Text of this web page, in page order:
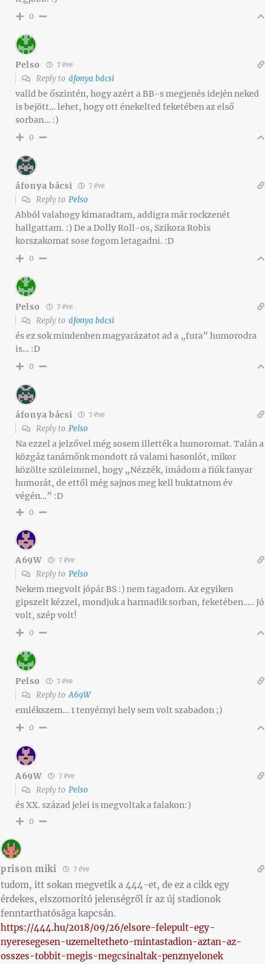
0
Pelso 7 éve
Reply to áfonya bácsi
valld be őszintén, hogy azért a BB-s megjenés idején neked
is bejött… lehet, hogy ott énekelted feketében az első
sorban… :)
0
áfonya bácsi 7 éve
Reply to Pelso
Abból valahogy kimaradtam, addigra már rockzenét
hallgattam. :) De a Dolly Roll-os, Szikora Robis
korszakomat sose fogom letagadni. :D
0
Pelso 7 éve
Reply to áfonya bácsi
és ez sok mindenben magyarázatot ad a „fura” humorodra
is… :D
0
áfonya bácsi 7 éve
Reply to Pelso
Na ezzel a jelzővel még sosem illették a humoromat. Talán a
közgáz tanárnőnk mondott rá valami hasonlót, mikor
közölte szüleimmel, hogy „Nézzék, imádom a fiúk fanyar
humorát, de ettől még sajnos meg kell buktatnom év
végén…” :D
0
A69W 7 éve
Reply to Pelso
Nekem megvolt jópár BS :) nem tagadom. Az egyiken
gipszelt kézzel, mondjuk a harmadik sorban, feketében….. Jó
volt, szép volt!
0
Pelso 7 éve
Reply toA69W
emlékszem… 1 tenyérnyi hely sem volt szabadon ;)
0
A69W 7 éve
Reply to Pelso
és XX. század jelei is megvoltak a falakon:)
0
prison miki 7 éve
tudom, itt sokan megvetik a 444-et, de ez a cikk egy
érdekes, elszomorító jelenségről ír az új stadionok
fenntarthatósága kapcsán.
https://444.hu/2018/09/26/elsore-felepult-egy-
nyeresegesen-uzemeltetheto-mintastadion-aztan-az-
osszes-tobbit-megis-megcsinaltak-penznyelonek